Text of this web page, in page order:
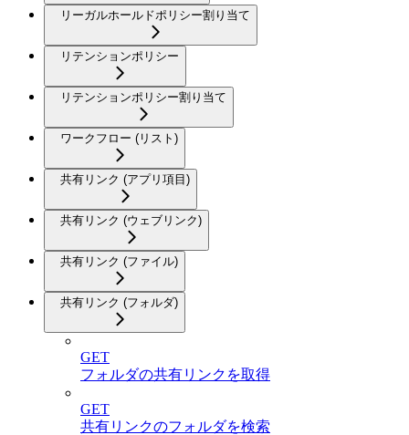
リーガルホールドポリシー割り当て
リテンションポリシー
リテンションポリシー割り当て
ワークフロー (リスト)
共有リンク (アプリ項目)
共有リンク (ウェブリンク)
共有リンク (ファイル)
共有リンク (フォルダ)
GET
フォルダの共有リンクを取得
GET
共有リンクのフォルダを検索